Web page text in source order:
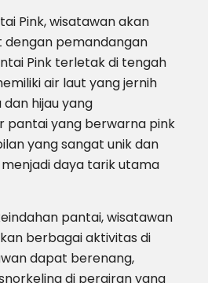
Pink, wisatawan akan
dengan pemandangan
Pink terletak di tengah
air laut yang jernih
hijau yang
pantai yang berwarna pink
yang sangat unik dan
daya tarik utama
pantai, wisatawan
berbagai aktivitas di
dapat berenang,
di perairan yang